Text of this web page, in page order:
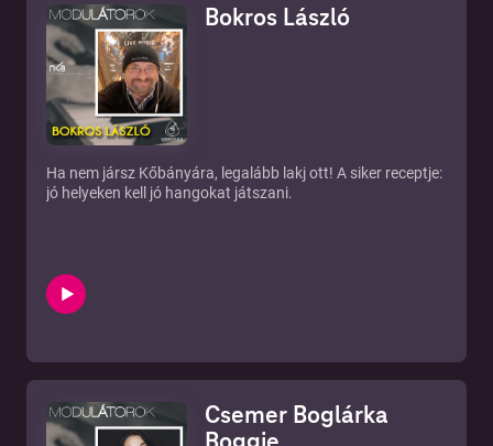
Bokros László
Ha nem jársz Kőbányára, legalább lakj ott! A siker receptje:
jó helyeken kell jó hangokat játszani.
Csemer Boglárka